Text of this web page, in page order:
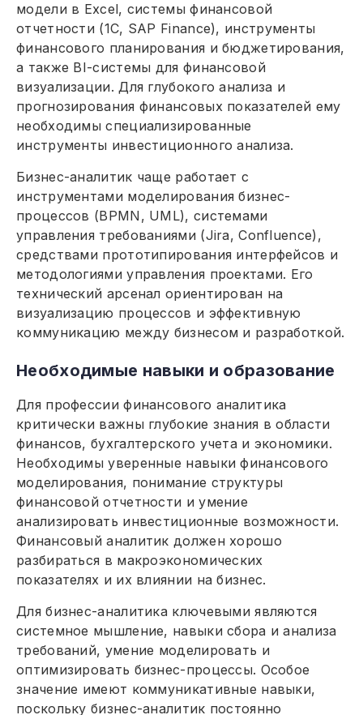
модели в Excel, системы финансовой
отчетности (1С, SAP Finance), инструменты
финансового планирования и бюджетирования,
а также BI-системы для финансовой
визуализации. Для глубокого анализа и
прогнозирования финансовых показателей ему
необходимы специализированные
инструменты инвестиционного анализа.
Бизнес-аналитик чаще работает с
инструментами моделирования бизнес-
процессов (BPMN, UML), системами
управления требованиями (Jira, Confluence),
средствами прототипирования интерфейсов и
методологиями управления проектами. Его
технический арсенал ориентирован на
визуализацию процессов и эффективную
коммуникацию между бизнесом и разработкой.
Необходимые навыки и образование
Для профессии финансового аналитика
критически важны глубокие знания в области
финансов, бухгалтерского учета и экономики.
Необходимы уверенные навыки финансового
моделирования, понимание структуры
финансовой отчетности и умение
анализировать инвестиционные возможности.
Финансовый аналитик должен хорошо
разбираться в макроэкономических
показателях и их влиянии на бизнес.
Для бизнес-аналитика ключевыми являются
системное мышление, навыки сбора и анализа
требований, умение моделировать и
оптимизировать бизнес-процессы. Особое
значение имеют коммуникативные навыки,
поскольку бизнес-аналитик постоянно